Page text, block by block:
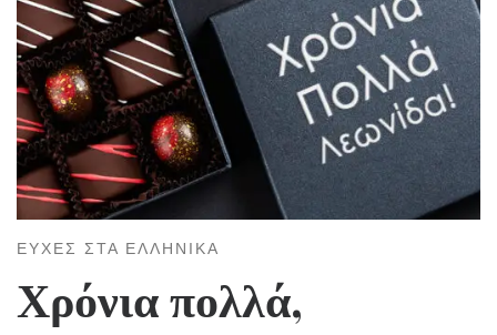
ΕΥΧΕΣ ΣΤΑ ΕΛΛΗΝΙΚΑ
Χρόνια πολλά,